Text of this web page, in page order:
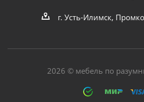
г. Усть-Илимск,
2026 © мебель по